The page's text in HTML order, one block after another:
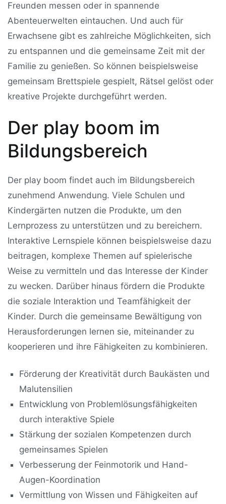
Freunden messen oder in spannende
Abenteuerwelten eintauchen. Und auch für
Erwachsene gibt es zahlreiche Möglichkeiten, sich
zu entspannen und die gemeinsame Zeit mit der
Familie zu genießen. So können beispielsweise
gemeinsam Brettspiele gespielt, Rätsel gelöst oder
kreative Projekte durchgeführt werden.
Der play boom im
Bildungsbereich
Der play boom findet auch im Bildungsbereich
zunehmend Anwendung. Viele Schulen und
Kindergärten nutzen die Produkte, um den
Lernprozess zu unterstützen und zu bereichern.
Interaktive Lernspiele können beispielsweise dazu
beitragen, komplexe Themen auf spielerische
Weise zu vermitteln und das Interesse der Kinder
zu wecken. Darüber hinaus fördern die Produkte
die soziale Interaktion und Teamfähigkeit der
Kinder. Durch die gemeinsame Bewältigung von
Herausforderungen lernen sie, miteinander zu
kooperieren und ihre Fähigkeiten zu kombinieren.
Förderung der Kreativität durch Baukästen und
Malutensilien
Entwicklung von Problemlösungsfähigkeiten
durch interaktive Spiele
Stärkung der sozialen Kompetenzen durch
gemeinsames Spielen
Verbesserung der Feinmotorik und Hand-
Augen-Koordination
Vermittlung von Wissen und Fähigkeiten auf